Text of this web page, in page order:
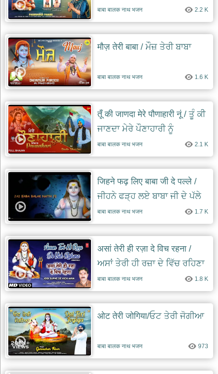
बाबा बालक नाथ भजन 2.2 K
मौज़ तेरी बाबा / ਮੌਜ਼ ਤੇਰੀ ਬਾਬਾ
बाबा बालक नाथ भजन 1.6 K
तूँ की जाणदा मेरे पौणाहारी नूं / ਤੂੰ ਕੀ
ਜਾਣਦਾ ਮੇਰੇ ਪੌਣਾਹਾਰੀ ਨੂੰ
बाबा बालक नाथ भजन 2.1 K
जिहने फढ़ लिए बाबा जी दे पल्ले /
ਜੀਹਨੇ ਫੜ੍ਹ ਲਏ ਬਾਬਾ ਜੀ ਦੇ ਪੱਲੇ
बाबा बालक नाथ भजन 1.7 K
असां तेरी ही रज़ा दे विच रहना /
ਅਸਾਂ ਤੇਰੀ ਹੀ ਰਜ਼ਾ ਦੇ ਵਿੱਚ ਰਹਿਣਾ
बाबा बालक नाथ भजन 1.8 K
ओट तेरी जोगिया/ਓਟ ਤੇਰੀ ਜੋਗੀਆ
बाबा बालक नाथ भजन 973